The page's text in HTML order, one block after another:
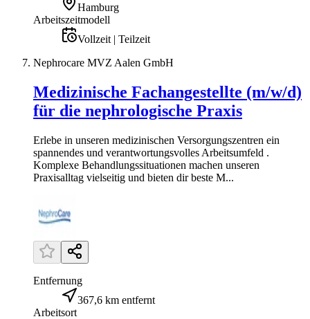
Hamburg
Arbeitszeitmodell
Vollzeit | Teilzeit
Nephrocare MVZ Aalen GmbH
Medizinische Fachangestellte (m/w/d)
für die nephrologische Praxis
Erlebe in unseren medizinischen Versorgungszentren ein
spannendes und verantwortungsvolles Arbeitsumfeld .
Komplexe Behandlungssituationen machen unseren
Praxisalltag vielseitig und bieten dir beste M...
Entfernung
367,6 km entfernt
Arbeitsort